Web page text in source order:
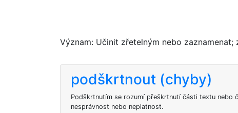
Význam: Učinit zřetelným nebo zaznamenat;
podškrtnout (chyby)
Podškrtnutím se rozumí přeškrtnutí části textu nebo
nesprávnost nebo neplatnost.